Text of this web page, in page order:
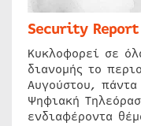
Security Report
Κυκλοφορεί σε
διανομής το
Αυγούστου,
Ψηφιακή
ενδιαφέροντα